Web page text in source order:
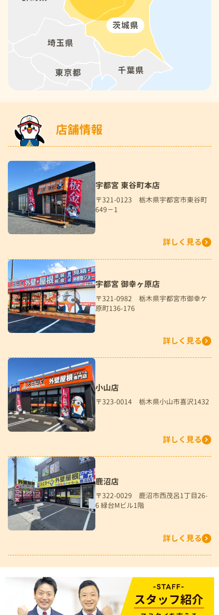
店舗情報
宇都宮 東谷町本店
〒321-0123 栃木県宇都宮市東谷町
649－1
詳しく見る
宇都宮 御幸ヶ原店
〒321-0982 栃木県宇都宮市御幸ケ
原町136-176
詳しく見る
小山店
〒323-0014 栃木県小山市喜沢1432
詳しく見る
鹿沼店
〒322-0029 鹿沼市西茂呂1丁目26-
6 緑台Mビル1階
詳しく見る